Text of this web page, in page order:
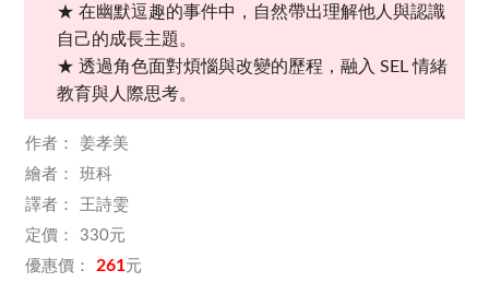
★ 在幽默逗趣的事件中，自然帶出理解他人與認識
自己的成長主題。
★ 透過角色面對煩惱與改變的歷程，融入 SEL 情緒
教育與人際思考。
姜孝美
班科
王詩雯
330
261